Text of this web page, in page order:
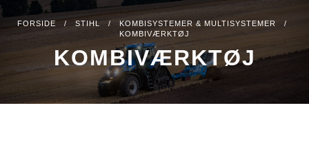
FORSIDE / STIHL / KOMBISYSTEMER & MULTISYSTEMER /
KOMBIVÆRKTØJ
KOMBIVÆRKTØJ